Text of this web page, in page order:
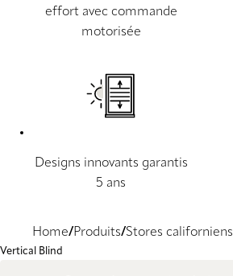
effort avec commande
motorisée
Designs innovants garantis
5 ans
Home Produits Stores californiens
Vertical Blind